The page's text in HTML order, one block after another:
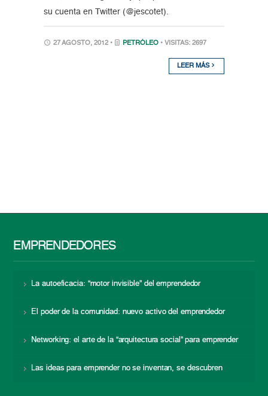
su cuenta en Twitter (@jescotet).
27 AGOSTO, 2012 • PETRÓLEO • VISITAS: 2697
LEER MÁS
EMPRENDEDORES
La autoeficacia: “motor invisible” del emprendedor
El poder de la comunidad: nuevo activo del emprendedor
Networking: el arte de la “arquitectura social” para emprender
Las ideas para emprender no se inventan, se descubren